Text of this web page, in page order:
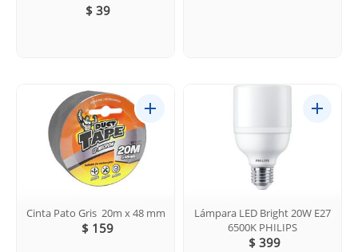
$ 39
Cinta Pato Gris 20m x 48 mm
$ 159
Lámpara LED Bright 20W E27
6500K PHILIPS
$ 399